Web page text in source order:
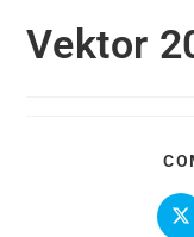
Vektor